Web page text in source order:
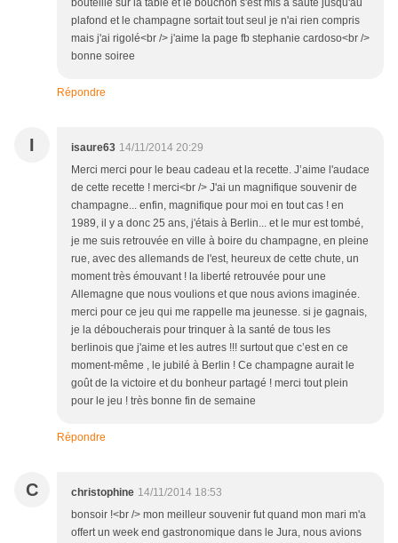
bouteille sur la table et le bouchon s'est mis a sauté jusqu'au
plafond et le champagne sortait tout seul je n'ai rien compris
mais j'ai rigolé<br /> j'aime la page fb stephanie cardoso<br />
bonne soiree
Répondre
I isaure63 14/11/2014 20:29
Merci merci pour le beau cadeau et la recette. J’aime l'audace
de cette recette ! merci<br /> J'ai un magnifique souvenir de
champagne... enfin, magnifique pour moi en tout cas ! en
1989, il y a donc 25 ans, j'étais à Berlin... et le mur est tombé,
je me suis retrouvée en ville à boire du champagne, en pleine
rue, avec des allemands de l'est, heureux de cette chute, un
moment très émouvant ! la liberté retrouvée pour une
Allemagne que nous voulions et que nous avions imaginée.
merci pour ce jeu qui me rappelle ma jeunesse. si je gagnais,
je la déboucherais pour trinquer à la santé de tous les
berlinois que j'aime et les autres !!! surtout que c’est en ce
moment-même , le jubilé à Berlin ! Ce champagne aurait le
goût de la victoire et du bonheur partagé ! merci tout plein
pour le jeu ! très bonne fin de semaine
Répondre
C christophine 14/11/2014 18:53
bonsoir !<br /> mon meilleur souvenir fut quand mon mari m'a
offert un week end gastronomique dans le Jura, nous avions